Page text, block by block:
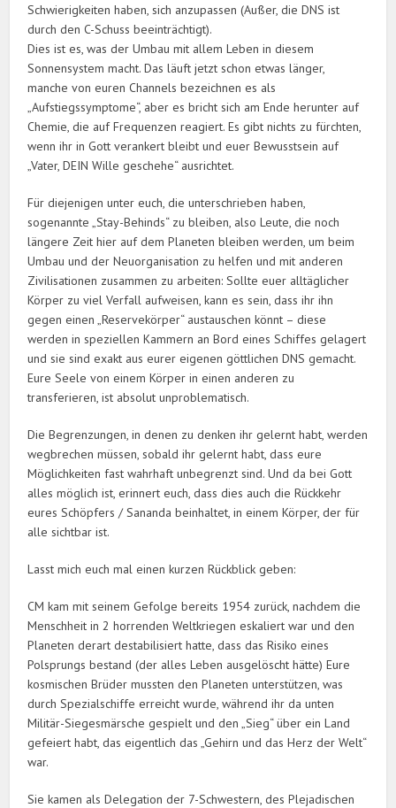
Schwierigkeiten haben, sich anzupassen (Außer, die DNS ist
durch den C-Schuss beeinträchtigt).
Dies ist es, was der Umbau mit allem Leben in diesem
Sonnensystem macht. Das läuft jetzt schon etwas länger,
manche von euren Channels bezeichnen es als
„Aufstiegssymptome“, aber es bricht sich am Ende herunter auf
Chemie, die auf Frequenzen reagiert. Es gibt nichts zu fürchten,
wenn ihr in Gott verankert bleibt und euer Bewusstsein auf
„Vater, DEIN Wille geschehe“ ausrichtet.
Für diejenigen unter euch, die unterschrieben haben,
sogenannte „Stay-Behinds“ zu bleiben, also Leute, die noch
längere Zeit hier auf dem Planeten bleiben werden, um beim
Umbau und der Neuorganisation zu helfen und mit anderen
Zivilisationen zusammen zu arbeiten: Sollte euer alltäglicher
Körper zu viel Verfall aufweisen, kann es sein, dass ihr ihn
gegen einen „Reservekörper“ austauschen könnt – diese
werden in speziellen Kammern an Bord eines Schiffes gelagert
und sie sind exakt aus eurer eigenen göttlichen DNS gemacht.
Eure Seele von einem Körper in einen anderen zu
transferieren, ist absolut unproblematisch.
Die Begrenzungen, in denen zu denken ihr gelernt habt, werden
wegbrechen müssen, sobald ihr gelernt habt, dass eure
Möglichkeiten fast wahrhaft unbegrenzt sind. Und da bei Gott
alles möglich ist, erinnert euch, dass dies auch die Rückkehr
eures Schöpfers / Sananda beinhaltet, in einem Körper, der für
alle sichtbar ist.
Lasst mich euch mal einen kurzen Rückblick geben:
CM kam mit seinem Gefolge bereits 1954 zurück, nachdem die
Menschheit in 2 horrenden Weltkriegen eskaliert war und den
Planeten derart destabilisiert hatte, dass das Risiko eines
Polsprungs bestand (der alles Leben ausgelöscht hätte) Eure
kosmischen Brüder mussten den Planeten unterstützen, was
durch Spezialschiffe erreicht wurde, während ihr da unten
Militär-Siegesmärsche gespielt und den „Sieg“ über ein Land
gefeiert habt, das eigentlich das „Gehirn und das Herz der Welt“
war.
Sie kamen als Delegation der 7-Schwestern, des Plejadischen